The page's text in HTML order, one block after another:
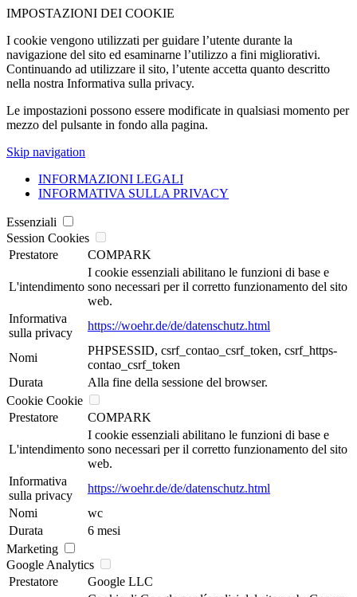
IMPOSTAZIONI DEI COOKIE
I cookie vengono utilizzati per guidare l’utente durante la
navigazione del sito ed esaminarne l’utilizzo a fini migliorativi.
Continuando ad utilizzare il sito, l’utente accetta quanto descritto
nella nostra Informativa sulla privacy.
Le impostazioni possono essere modificate in qualsiasi momento per
mezzo del pulsante in fondo alla pagina.
Skip navigation
INFORMAZIONI LEGALI
INFORMATIVA SULLA PRIVACY
Essenziali
Session Cookies
Prestatore
COMPARK
L'intendimento
I cookie essenziali abilitano le funzioni di base e
sono necessari per il corretto funzionamento del sito
web.
Informativa
sulla privacy
https://woehr.de/de/datenschutz.html
Nomi
PHPSESSID, csrf_contao_csrf_token, csrf_https-
contao_csrf_token
Durata
Alla fine della sessione del browser.
Cookie Cookie
Prestatore
COMPARK
L'intendimento
I cookie essenziali abilitano le funzioni di base e
sono necessari per il corretto funzionamento del sito
web.
Informativa
sulla privacy
https://woehr.de/de/datenschutz.html
Nomi
wc
Durata
6 mesi
Marketing
Google Analytics
Prestatore
Google LLC